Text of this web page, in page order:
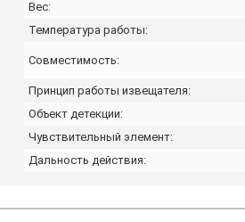
Вес:
Температура работы:
Совместимость:
Принцип работы извещателя:
Объект детекции:
Чувствительный элемент:
Дальность действия: